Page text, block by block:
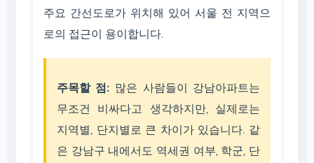
주요 간선도로가 위치해 있어 서울 전 지역으
로의 접근이 용이합니다.
주목할 점: 많은 사람들이 강남아파트는
무조건 비싸다고 생각하지만, 실제로는
지역별, 단지별로 큰 차이가 있습니다. 같
은 강남구 내에서도 역세권 여부, 학군, 단